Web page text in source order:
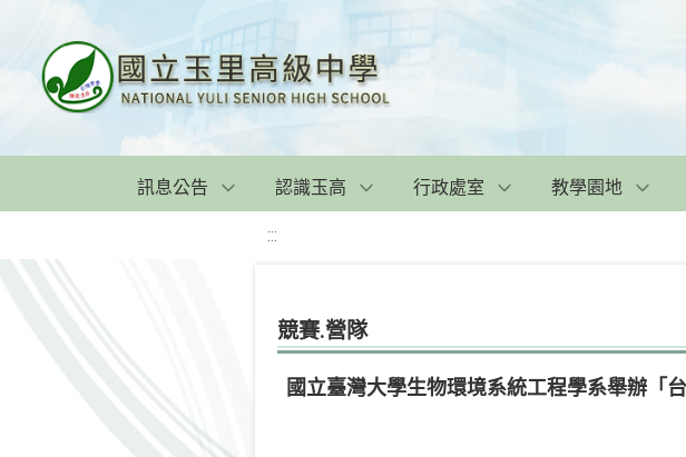
訊息公告 認識玉高 行政處室 教學園地
:::
競賽.營隊
國立臺灣大學生物環境系統工程學系舉辦「台